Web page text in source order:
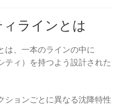
ラインとは
は、一本のラインの中に
ティ）を持つよう設計された
ションごとに異なる沈降特性